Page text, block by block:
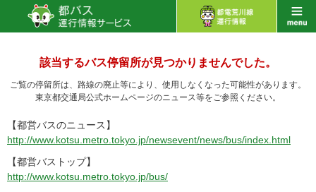
該当するバス停留所が見つかりませんでした。
ご覧の停留所は、路線の廃止等により、使用しなくなった可能性があります。
東京都交通局公式ホームページのニュース等をご参照ください。
【都営バスのニュース】
http://www.kotsu.metro.tokyo.jp/newsevent/news/bus/index.html
【都営バストップ】
http://www.kotsu.metro.tokyo.jp/bus/